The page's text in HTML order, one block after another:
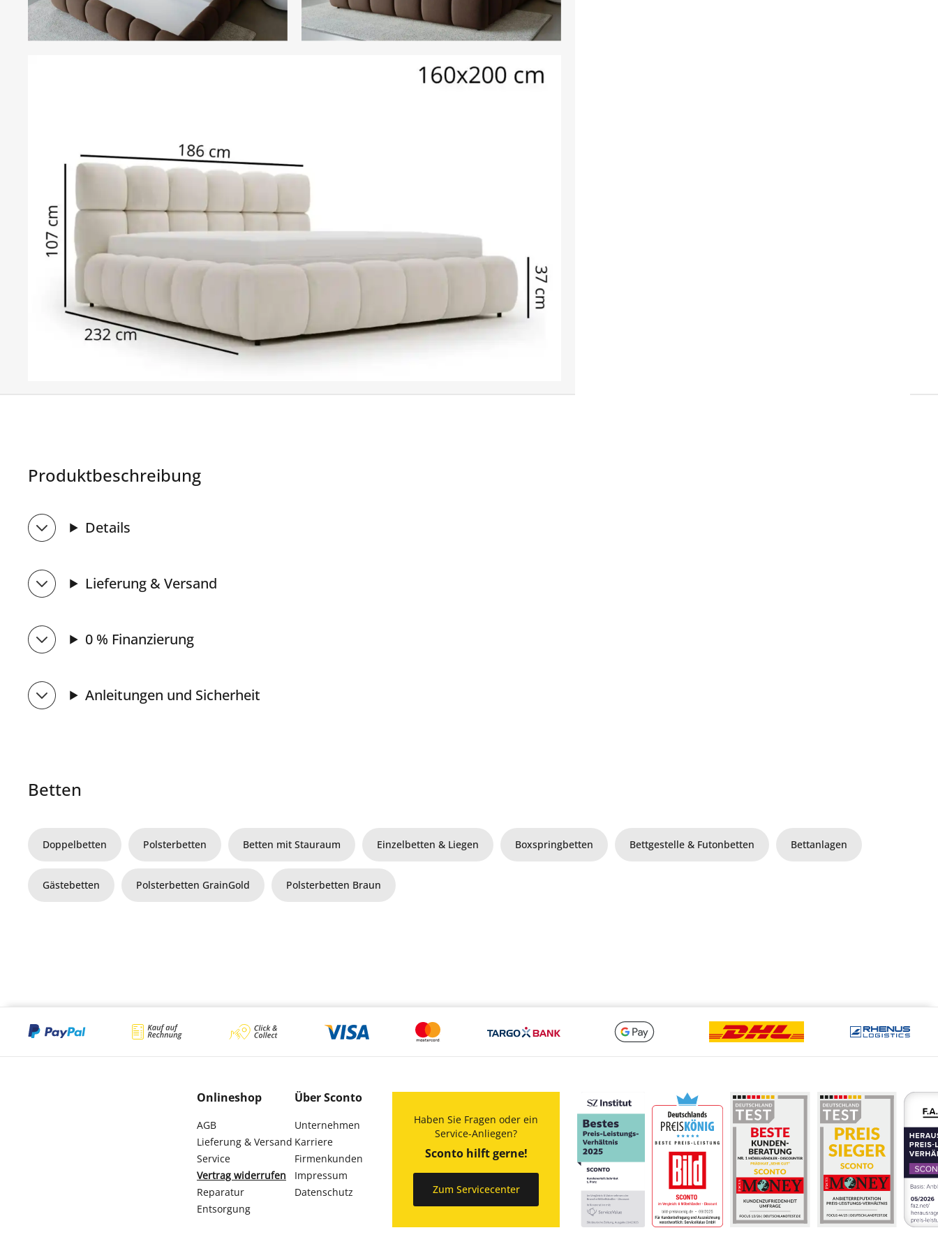
Produktbeschreibung
Details
Lieferung & Versand
0 % Finanzierung
Anleitungen und Sicherheit
Betten
Doppelbetten Polsterbetten Betten mit Stauraum Einzelbetten & Liegen Boxspringbetten Bettgestelle & Futonbetten Bettanlagen
Gästebetten Polsterbetten GrainGold Polsterbetten Braun
Onlineshop
AGB
Lieferung & Versand
Service
Vertrag widerrufen
Reparatur
Entsorgung
Über Sconto
Unternehmen
Karriere
Firmenkunden
Impressum
Datenschutz
Haben Sie Fragen oder ein
Service-Anliegen?
Sconto hilft gerne!
Zum Servicecenter